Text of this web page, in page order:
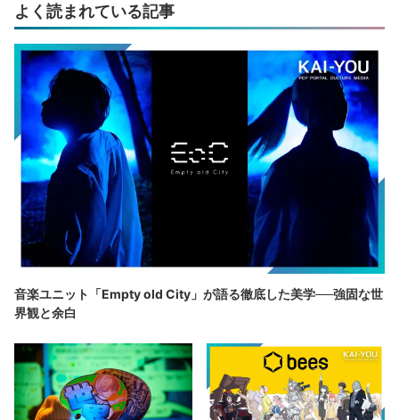
よく読まれている記事
音楽ユニット「Empty old City」が語る徹底した美学──強固な世
界観と余白